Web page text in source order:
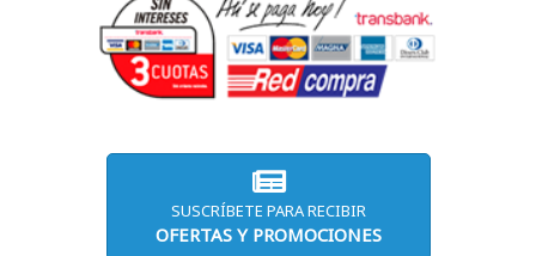
SUSCRÍBETE PARA RECIBIR
OFERTAS Y PROMOCIONES